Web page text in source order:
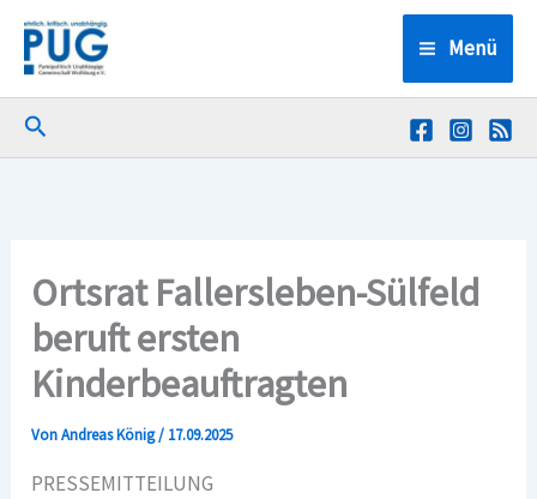
Zum
Inhalt
springen
Menü
Suchen
Ortsrat Fallersleben-Sülfeld
beruft ersten
Kinderbeauftragten
VonAndreas König/ 17.09.2025
PRESSEMITTEILUNG